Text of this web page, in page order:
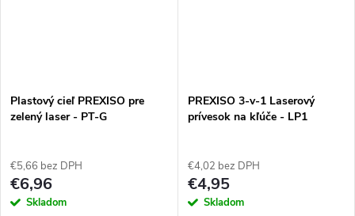
Plastový cieľ PREXISO pre
zelený laser - PT-G
€5,66 bez DPH
€6,96
Skladom
PREXISO 3-v-1 Laserový
prívesok na kľúče - LP1
€4,02 bez DPH
€4,95
Skladom